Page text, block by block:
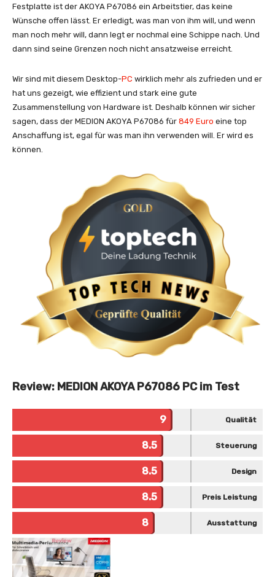
Festplatte ist der AKOYA P67086 ein Arbeitstier, das keine
Wünsche offen lässt. Er erledigt, was man von ihm will, und wenn
man noch mehr will, dann legt er nochmal eine Schippe nach. Und
dann sind seine Grenzen noch nicht ansatzweise erreicht.
Wir sind mit diesem Desktop-PC wirklich mehr als zufrieden und er
hat uns gezeigt, wie effizient und stark eine gute
Zusammenstellung von Hardware ist. Deshalb können wir sicher
sagen, dass der MEDION AKOYA P67086 für 849 Euro eine top
Anschaffung ist, egal für was man ihn verwenden will. Er wird es
können.
Review: MEDION AKOYA P67086 PC im Test
9 Qualität
8.5 Steuerung
8.5 Design
8.5 Preis Leistung
8 Ausstattung